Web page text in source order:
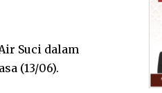
Suci dalam
(13/06).